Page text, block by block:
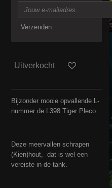
Verzenden
Uitverkocht
Bijzonder mooie opvallende L-
nummer de L398 Tiger Pleco.
Deze meervallen schrapen
(Kien)hout, dat is wel een
vereiste in de tank.